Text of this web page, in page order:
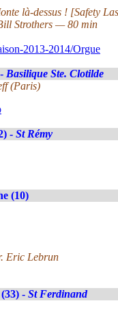
là-dessus ! [Safety
Strothers — 80 min
2013-2014/Orgue
Basilique Ste. Clotilde
(Paris)
- St Rémy
(10)
Eric Lebrun
- St Ferdinand